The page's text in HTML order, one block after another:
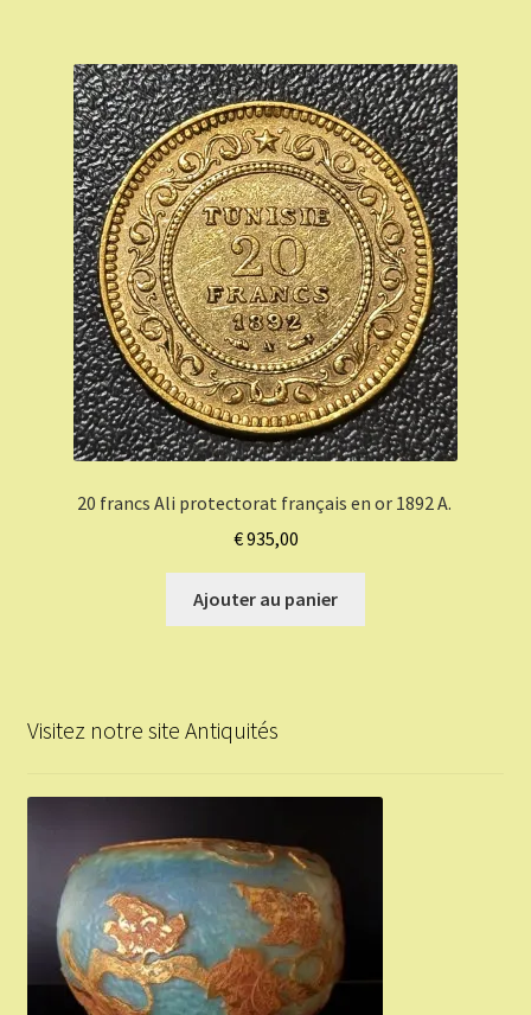
20 francs Ali protectorat français en or 1892 A.
€935,00
Ajouter au panier
Visitez notre site Antiquités